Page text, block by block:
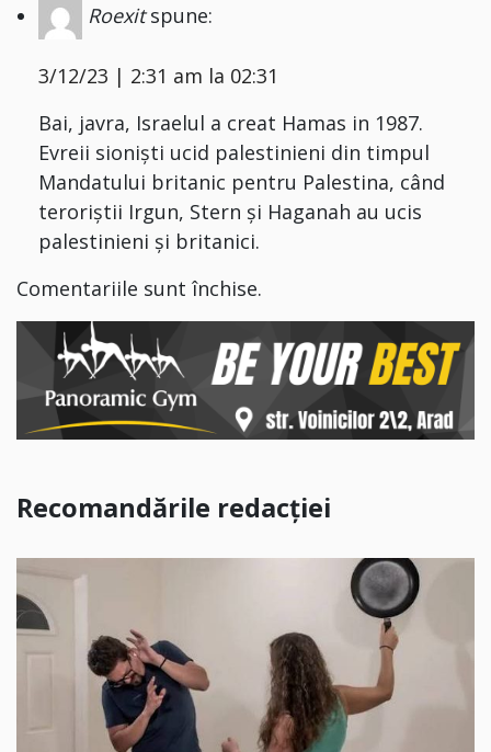
Roexit spune:
3/12/23 | 2:31 am la 02:31
Bai, javra, Israelul a creat Hamas in 1987.
Evreii sioniști ucid palestinieni din timpul
Mandatului britanic pentru Palestina, când
teroriștii Irgun, Stern și Haganah au ucis
palestinieni și britanici.
Comentariile sunt închise.
Recomandările redacției